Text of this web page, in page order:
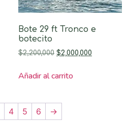
Bote 29 ft Tronco e
botecito
$2,200,000 $2,000,000
Añadir al carrito
4 5 6 →